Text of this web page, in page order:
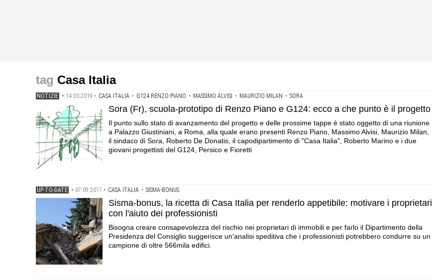
Casa Italia
NOTIZIE • 14.03.2019 • CASA ITALIA • G124 RENZO PIANO • MASSIMO ALVISI • MAURIZIO MILAN • SORA
Sora (Fr), scuola-prototipo di Renzo Piano e G124: ecco a che punto è il progetto
Il punto sullo stato di avanzamento del progetto e delle prossime tappe è stato oggetto di una riunione
a Palazzo Giustiniani, a Roma, alla quale erano presenti Renzo Piano, Massimo Alvisi, Maurizio Milan,
il sindaco di Sora, Roberto De Donatis, il capodipartimento di "Casa Italia", Roberto Marino e i due
giovani progettisti del G124, Persico e Fioretti
UP-TO-DATE • 07.09.2017 • CASA ITALIA • SISMA-BONUS
Sisma-bonus, la ricetta di Casa Italia per renderlo appetibile: motivare i proprietari
con l'aiuto dei professionisti
Bisogna creare consapevolezza del rischio nei proprietari di immobili e per farlo il Dipartimento della
Presidenza del Consiglio suggerisce un'analisi speditiva che i professionisti potrebbero condurre su un
campione di oltre 566mila edifici.